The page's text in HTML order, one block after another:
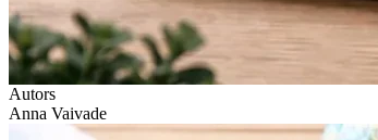
Autors
Anna Vaivade